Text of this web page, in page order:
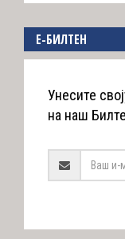
E-БИЛТЕН
Унесите
на наш